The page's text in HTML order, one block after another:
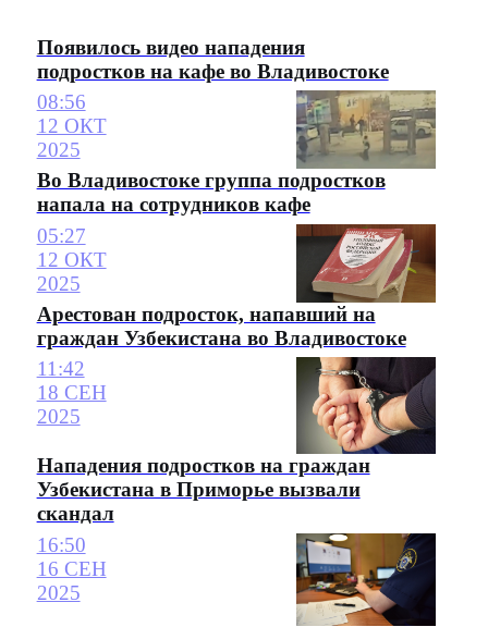
Появилось видео нападения
подростков на кафе во Владивостоке
08:56
12 ОКТ
2025
Во Владивостоке группа подростков
напала на сотрудников кафе
05:27
12 ОКТ
2025
Арестован подросток, напавший на
граждан Узбекистана во Владивостоке
11:42
18 СЕН
2025
Нападения подростков на граждан
Узбекистана в Приморье вызвали
скандал
16:50
16 СЕН
2025